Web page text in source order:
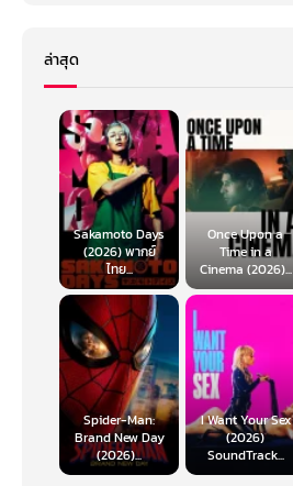
ล่าสุด
Sakamoto Days
(2026) พากย์
ไทย...
Once Upon a
Time in a
Cinema (2026)...
Spider-Man:
Brand New Day
(2026)...
I Want Your Sex
(2026)
SoundTrack...